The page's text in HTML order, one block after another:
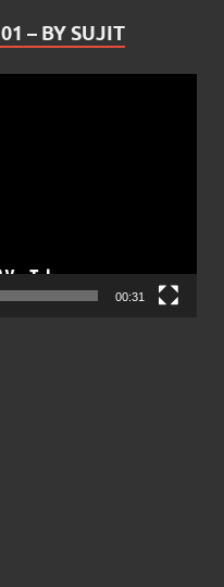
– BY SUJIT
00:31